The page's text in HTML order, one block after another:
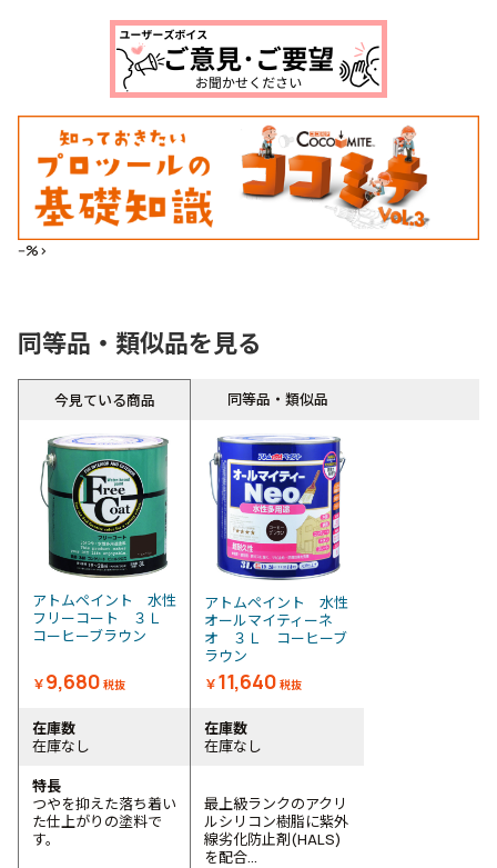
--%>
同等品・類似品を見る
今見ている商品 同等品・類似品
アトムペイント 水性
フリーコート ３Ｌ
コーヒーブラウン
￥9,680 税抜
アトムペイント 水性
オールマイティーネ
オ ３Ｌ コーヒーブ
ラウン
￥11,640 税抜
在庫数
在庫なし
在庫数
在庫なし
特長
つやを抑えた落ち着い
た仕上がりの塗料で
す。
最上級ランクのアクリ
ルシリコン樹脂に紫外
線劣化防止剤(HALS)
を配合...